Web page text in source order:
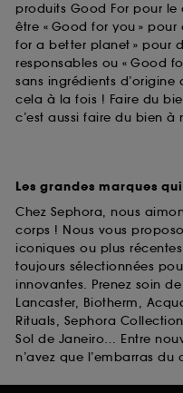
produits Good For pour
être « Good for you » pour
for a better planet » pour
responsables ou « Good
sans ingrédients
cela à la fois ! Faire du
c’est aussi faire du bien à
Les grandes marques
Chez Sephora, nous
corps ! Nous vous
iconiques ou plus
toujours sélectionnées
innovantes. Prenez soin
Lancaster, Biotherm,
Rituals, Sephora
Sol de Janeiro… Entre
n’avez que l’embarras du